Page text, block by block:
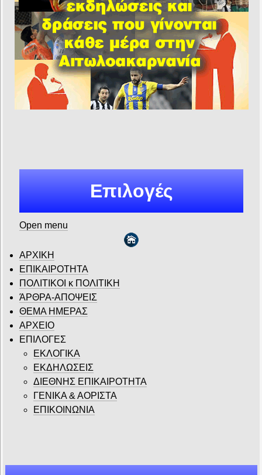
Επιλογές
Open menu
ΑΡΧΙΚΗ
ΕΠΙΚΑΙΡΟΤΗΤΑ
ΠΟΛΙΤΙΚΟΙ κ ΠΟΛΙΤΙΚΗ
ΆΡΘΡΑ-ΑΠΟΨΕΙΣ
ΘΕΜΑ ΗΜΕΡΑΣ
ΑΡΧΕΙΟ
ΕΠΙΛΟΓΕΣ
ΕΚΛΟΓΙΚΑ
ΕΚΔΗΛΩΣΕΙΣ
ΔΙΕΘΝΗΣ ΕΠΙΚΑΙΡΟΤΗΤΑ
ΓΕΝΙΚΑ & ΑΟΡΙΣΤΑ
ΕΠΙΚΟΙΝΩΝΙΑ